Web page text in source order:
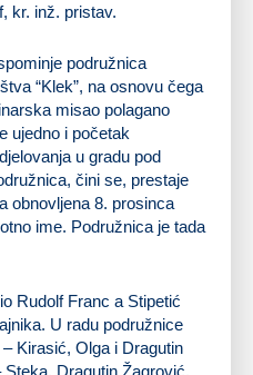
kr. inž. pristav.
podružnica
“Klek”, na osnovu čega
misao polagano
ujedno i početak
u gradu pod
čini se, prestaje
obnovljena 8. prosinca
ime. Podružnica je tada
Rudolf Franc a Stipetić
U radu podružnice
Kirasić, Olga i Dragutin
Dragutin Žagrović,